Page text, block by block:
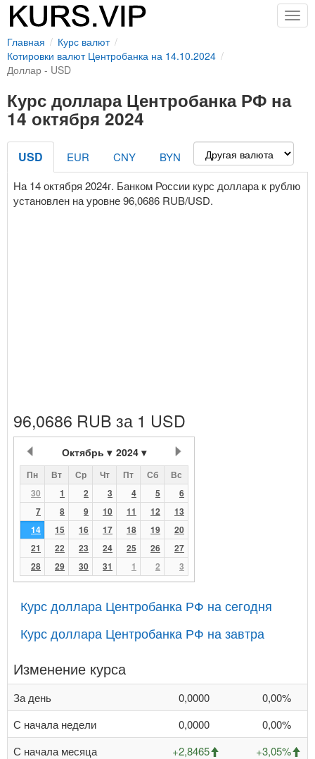
Главная
Курс валют
Котировки валют Центробанка на 14.10.2024
Доллар - USD
Курс доллара Центробанка РФ на
14 октября 2024
USD EUR CNY
BYN
На 14 октября 2024г. Банком России курс доллара к рублю
установлен на уровне 96,0686 RUB/USD.
96,0686 RUB за 1 USD
Октябрь 2024
Пн Вт Ср Чт Пт Сб
Вс
30
1 2 3 4 5
6
7
8 9 10 11 12
13
14
15 16 17 18 19
20
21
22 23 24 25 26
27
28
29 30 31 1 2 3
Курс доллара Центробанка РФ на сегодня
Курс доллара Центробанка РФ на завтра
Изменение курса
За день 0,0000
0,00%
С начала недели
0,0000
0,00%
С начала месяца
+2,8465
+3,05%